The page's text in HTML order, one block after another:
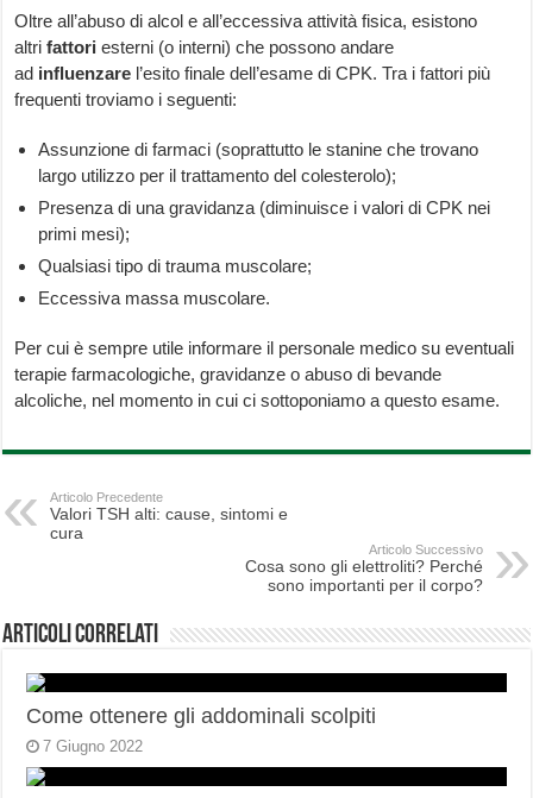
Oltre all’abuso di alcol e all’eccessiva attività fisica, esistono
altrifattori esterni (o interni) che possono andare
ad influenzare l’esito finale dell’esame di CPK. Tra i fattori più
frequenti troviamo i seguenti:
Assunzione di farmaci (soprattutto le stanine che trovano
largo utilizzo per il trattamento del colesterolo);
Presenza di una gravidanza (diminuisce i valori di CPK nei
primi mesi);
Qualsiasi tipo di trauma muscolare;
Eccessiva massa muscolare.
Per cui è sempre utile informare il personale medico su eventuali
terapie farmacologiche, gravidanze o abuso di bevande
alcoliche, nel momento in cui ci sottoponiamo a questo esame.
Articolo Precedente
Valori TSH alti: cause, sintomi e
cura
Articolo Successivo
Cosa sono gli elettroliti? Perché
sono importanti per il corpo?
Articoli correlati
Come ottenere gli addominali scolpiti
7 Giugno 2022